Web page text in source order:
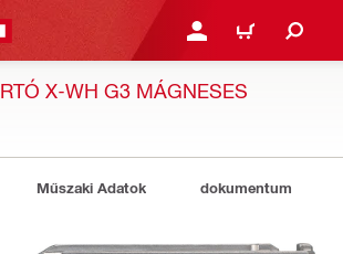
BEJELENTKEZÉS VAGY
KOSÁR
X-WH G3 MÁGNESES
Műszaki Adatok dokumentum